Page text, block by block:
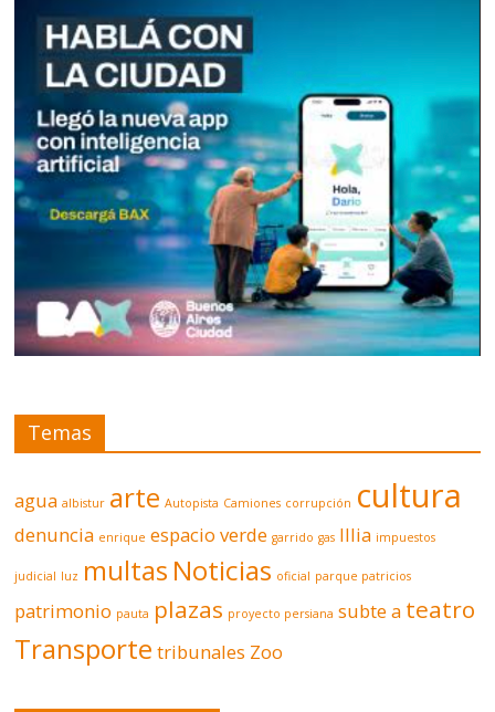
Temas
agua albistur arte Autopista Camiones corrupción cultura
denuncia enrique espacio verde garrido gas Illia impuestos
judicial luz multas Noticias oficial parque patricios
patrimonio pauta plazas proyecto persiana subte a teatro
Transporte tribunales Zoo